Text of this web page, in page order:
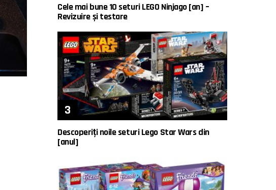
Cele mai bune 10 seturi LEGO Ninjago [an] –
Revizuire și testare
Descoperiți noile seturi Lego Star Wars din
[anul]